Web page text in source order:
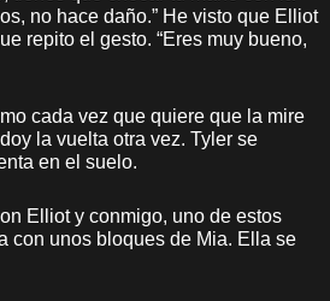
no hace daño.” He visto que Elliot
repito el gesto. “Eres muy bueno,
cada vez que quiere que la mire
la vuelta otra vez. Tyler se
en el suelo.
Elliot y conmigo, uno de estos
con unos bloques de Mia. Ella se